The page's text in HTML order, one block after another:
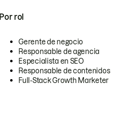
Por rol
Gerente de negocio
Responsable de agencia
Especialista en SEO
Responsable de contenidos
Full-Stack Growth Marketer